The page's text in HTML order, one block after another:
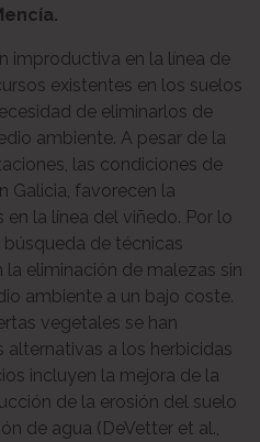
improductiva en la línea de
existentes en los suelos
de eliminarlos de
ambiente. A pesar de la
las condiciones de
Galicia, favorecen la
la línea del viñedo. Por lo
de técnicas
eliminación de malezas sin
ambiente a un bajo coste.
vegetales se han
a los herbicidas
incluyen la mejora de la
de la erosión del suelo
de agua (DeVetter et al.,